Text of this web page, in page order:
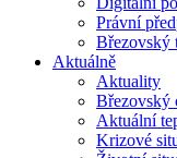
Právní
Březovský
Aktuálně
Aktuality
Březovský
Aktuální
Krizové